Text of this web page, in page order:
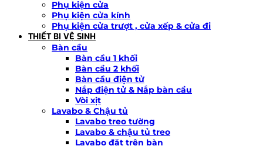
Phụ kiện cửa
Phụ kiện cửa kính
Phụ kiện cửa trượt , cửa xếp & cửa đi
THIẾT BỊ VỆ SINH
Bàn cầu
Bàn cầu 1 khối
Bàn cầu 2 khối
Bàn cầu điện tử
Nắp điện tử & Nắp bàn cầu
Vòi xịt
Lavabo & Chậu tủ
Lavabo treo tường
Lavabo & chậu tủ treo
Lavabo đặt trên bàn